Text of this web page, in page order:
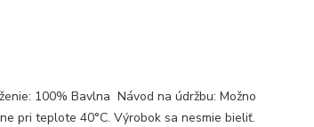
100% Bavlna Návod na údržbu: Možno
pri teplote 40°C. Výrobok sa nesmie bieliť.